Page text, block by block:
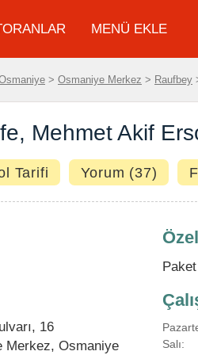
MENÜ EKLE
> Osmaniye Merkez > Raufbey
Mehmet Akif
Tarifi Yorum (37)
16
Merkez, Osmaniye
Salı: